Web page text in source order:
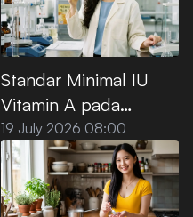
Standar Minimal IU
Vitamin A pada
Minyak Goreng Sawit
Premium
19 July 2026 08:00